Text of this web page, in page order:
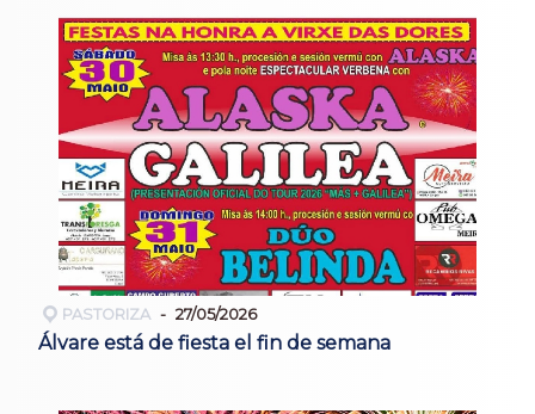
PASTORIZA 27/05/2026
Álvare está de fiesta el fin de semana